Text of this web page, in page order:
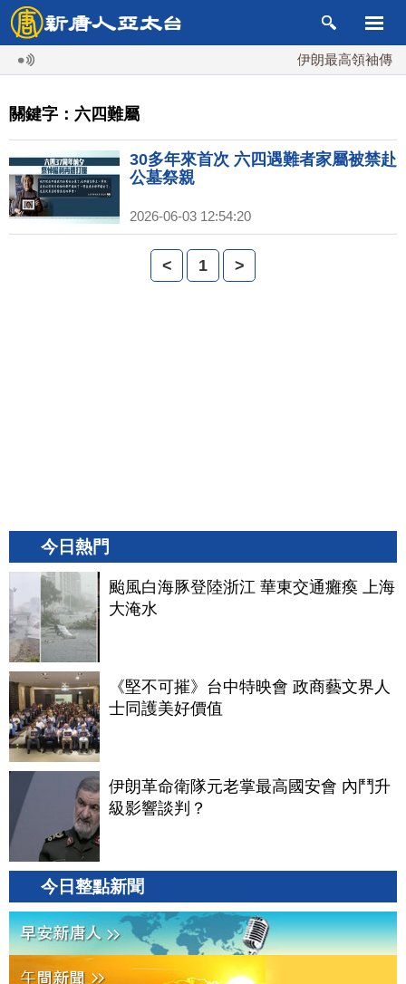
伊朗最高領袖傳「
關鍵字：六四難屬
30多年來首次 六四遇難者家屬被禁赴
公墓祭親
2026-06-03 12:54:20
< 1 >
今日熱門
颱風白海豚登陸浙江 華東交通癱瘓 上海
大淹水
《堅不可摧》台中特映會 政商藝文界人
士同護美好價值
伊朗革命衛隊元老掌最高國安會 內鬥升
級影響談判？
今日整點新聞